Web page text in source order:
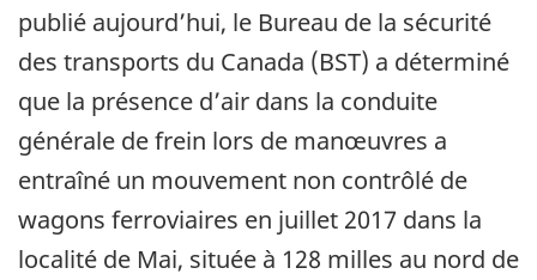
publié aujourd’hui, le Bureau de la sécurité
des transports du Canada (BST) a déterminé
que la présence d’air dans la conduite
générale de frein lors de manœuvres a
entraîné un mouvement non contrôlé de
wagons ferroviaires en juillet 2017 dans la
localité de Mai, située à 128 milles au nord de